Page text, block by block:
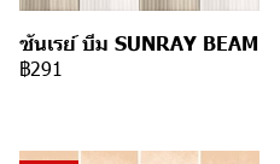
ซันเรย์ บีม SUNRAY BEAM
฿291